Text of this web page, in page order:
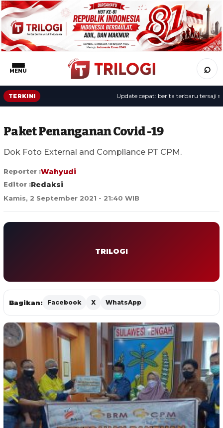
MENU ⌕
TERKINI Update cepat: berita terbaru tersaji
Paket Penanganan Covid -19
Dok Foto External and Compliance PT CPM.
Reporter :Wahyudi
Editor :Redaksi
Kamis, 2 September 2021 - 21:40 WIB
TRILOGI
Bagikan: Facebook X WhatsApp